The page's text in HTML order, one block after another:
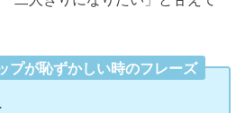
プが恥ずかしい時のフレーズ